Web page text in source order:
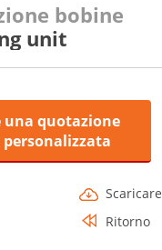
bobine
unit
una quotazione
Scaricare
Ritorno